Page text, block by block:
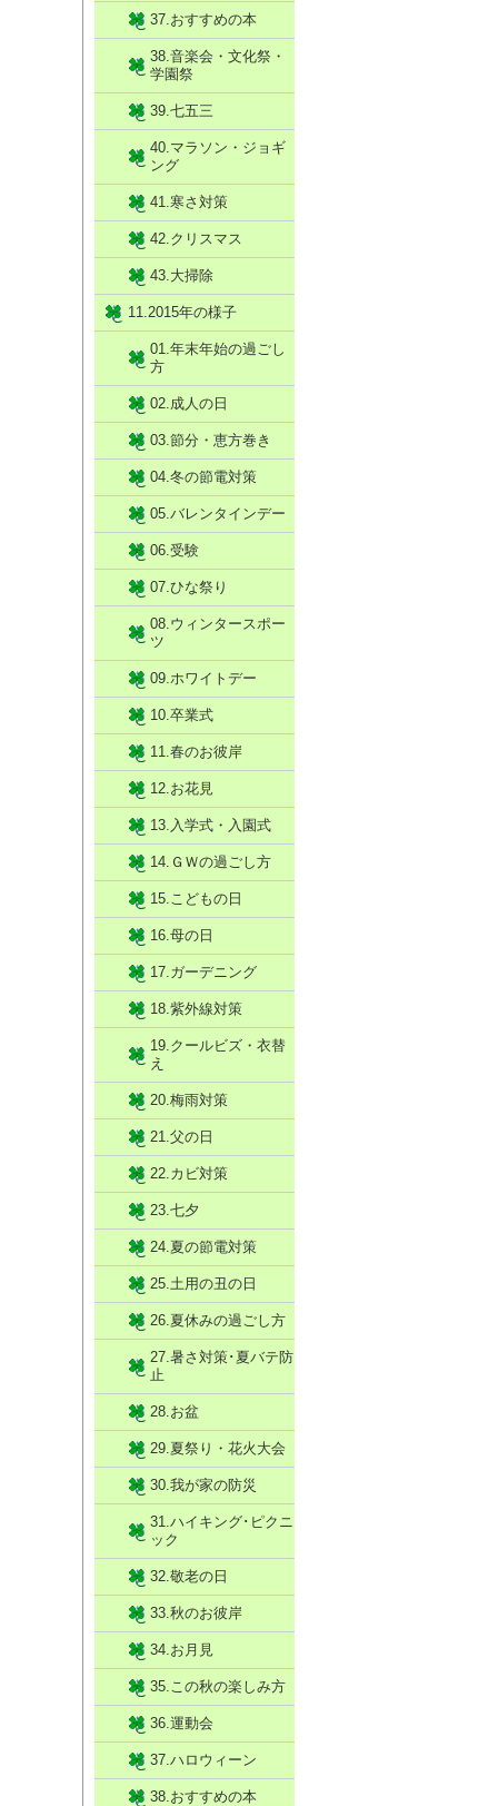
37.おすすめの本
38.音楽会・文化祭・
学園祭
39.七五三
40.マラソン・ジョギ
ング
41.寒さ対策
42.クリスマス
43.大掃除
11.2015年の様子
01.年末年始の過ごし
方
02.成人の日
03.節分・恵方巻き
04.冬の節電対策
05.バレンタインデー
06.受験
07.ひな祭り
08.ウィンタースポー
ツ
09.ホワイトデー
10.卒業式
11.春のお彼岸
12.お花見
13.入学式・入園式
14.ＧＷの過ごし方
15.こどもの日
16.母の日
17.ガーデニング
18.紫外線対策
19.クールビズ・衣替
え
20.梅雨対策
21.父の日
22.カビ対策
23.七夕
24.夏の節電対策
25.土用の丑の日
26.夏休みの過ごし方
27.暑さ対策･夏バテ防
止
28.お盆
29.夏祭り・花火大会
30.我が家の防災
31.ハイキング･ピクニ
ック
32.敬老の日
33.秋のお彼岸
34.お月見
35.この秋の楽しみ方
36.運動会
37.ハロウィーン
38.おすすめの本